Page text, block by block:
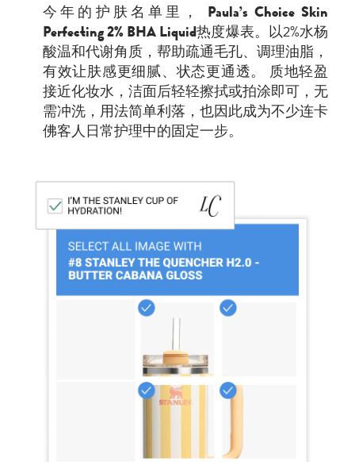
今年的护肤名单里， Paula’s Choice Skin
Perfecting 2% BHA Liquid热度爆表。以2%水杨
酸温和代谢角质，帮助疏通毛孔、调理油脂，
有效让肤感更细腻、状态更通透。 质地轻盈
接近化妆水，洁面后轻轻擦拭或拍涂即可，无
需冲洗，用法简单利落，也因此成为不少连卡
佛客人日常护理中的固定一步。